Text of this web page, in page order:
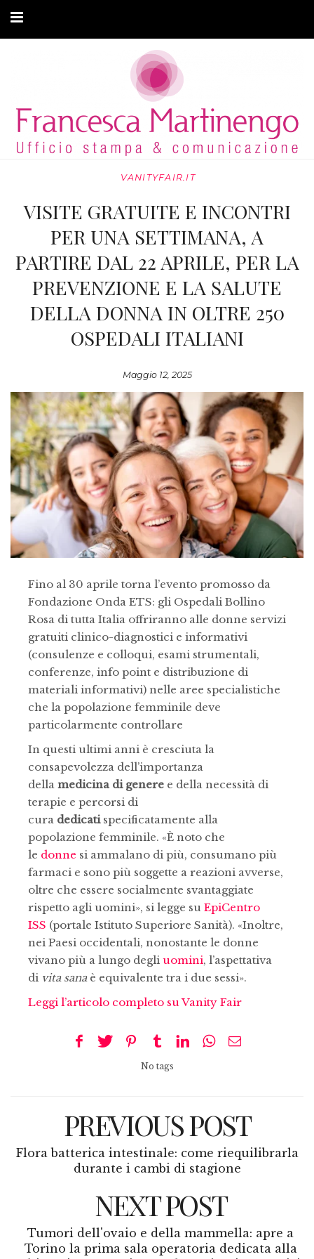
ARTICOLI
MODA ADATTIVA
PRIVACY
VANITYFAIR.IT
VISITE GRATUITE E INCONTRI
PER UNA SETTIMANA, A
PARTIRE DAL 22 APRILE, PER LA
PREVENZIONE E LA SALUTE
DELLA DONNA IN OLTRE 250
OSPEDALI ITALIANI
Maggio 12, 2025
Fino al 30 aprile torna l’evento promosso da
Fondazione Onda ETS: gli Ospedali Bollino
Rosa di tutta Italia offriranno alle donne servizi
gratuiti clinico-diagnostici e informativi
(consulenze e colloqui, esami strumentali,
conferenze, info point e distribuzione di
materiali informativi) nelle aree specialistiche
che la popolazione femminile deve
particolarmente controllare
In questi ultimi anni è cresciuta la
consapevolezza dell’importanza
della medicina di genere e della necessità di
terapie e percorsi di
cura dedicatispecificatamente alla
popolazione femminile. «È noto che
le donne si ammalano di più, consumano più
farmaci e sono più soggette a reazioni avverse,
oltre che essere socialmente svantaggiate
rispetto agli uomini», si legge su EpiCentro
ISS (portale Istituto Superiore Sanità). «Inoltre,
nei Paesi occidentali, nonostante le donne
vivano più a lungo degli uomini, l’aspettativa
di vita sanaè equivalente tra i due sessi».
Leggi l’articolo completo su Vanity Fair
No tags
PREVIOUS POST
Flora batterica intestinale: come riequilibrarla
durante i cambi di stagione
NEXT POST
Tumori dell'ovaio e della mammella: apre a
Torino la prima sala operatoria dedicata alla